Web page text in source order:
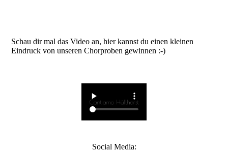
Schau dir mal das Video an, hier kannst du einen kleinen
Eindruck von unseren Chorproben gewinnen :-)
Social Media: